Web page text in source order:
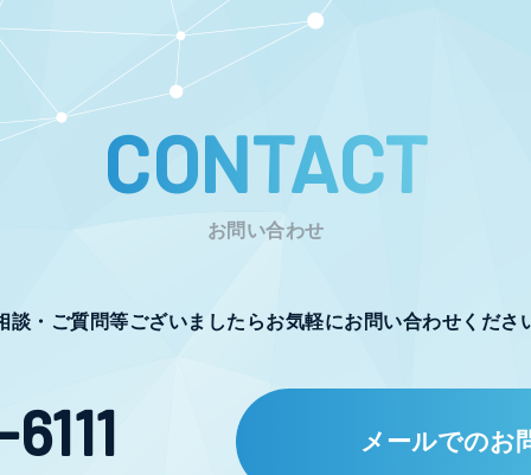
CONTACT
お問い合わせ
談・ご質問等ございましたらお気軽にお問い合わせくださ
メールでのお